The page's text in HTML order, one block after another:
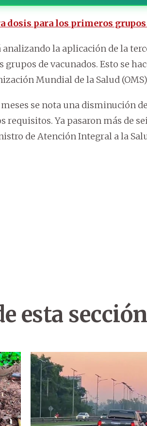
dosis para los primeros grupos
la aplicación de la
de vacunados. Esto se
Mundial de la Salud
meses se nota una disminución
Ya pasaron más de
de Atención Integral a la
esta sección